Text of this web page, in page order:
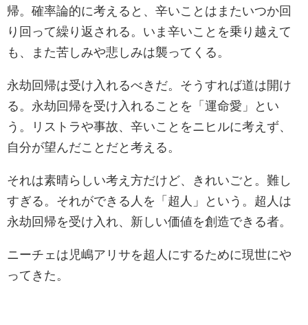
帰。確率論的に考えると、辛いことはまたいつか回
り回って繰り返される。いま辛いことを乗り越えて
も、また苦しみや悲しみは襲ってくる。
永劫回帰は受け入れるべきだ。そうすれば道は開け
る。永劫回帰を受け入れることを「運命愛」とい
う。リストラや事故、辛いことをニヒルに考えず、
自分が望んだことだと考える。
それは素晴らしい考え方だけど、きれいごと。難し
すぎる。それができる人を「超人」という。超人は
永劫回帰を受け入れ、新しい価値を創造できる者。
ニーチェは児嶋アリサを超人にするために現世にや
ってきた。